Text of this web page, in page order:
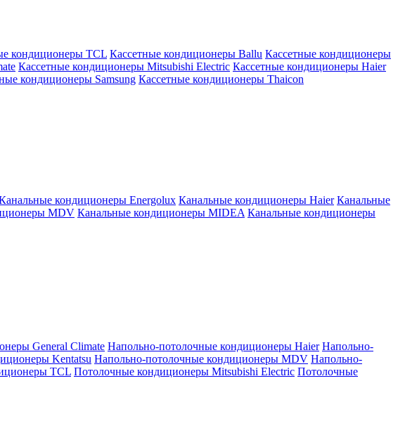
кондиционеры TCL Кассетные кондиционеры Ballu Кассетные кондиционеры
Кассетные кондиционеры Mitsubishi Electric Кассетные кондиционеры Haier
кондиционеры Samsung Кассетные кондиционеры Thaicon
кондиционеры Energolux Канальные кондиционеры Haier Канальные
MDV Канальные кондиционеры MIDEA Канальные кондиционеры
General Climate Напольно-потолочные кондиционеры Haier Напольно-
Kentatsu Напольно-потолочные кондиционеры MDV Напольно-
TCL Потолочные кондиционеры Mitsubishi Electric Потолочные